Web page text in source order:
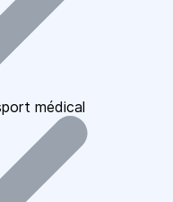
médical